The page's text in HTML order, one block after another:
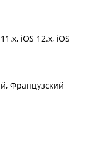
iOS 12.x, iOS
Французский